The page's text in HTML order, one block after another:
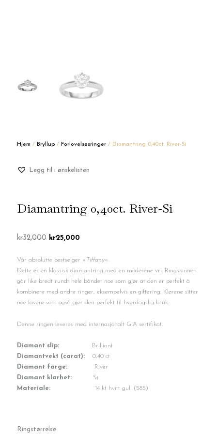
Hjem / Bryllup / Forlovelsesringer / Diamantring 0,40ct. River-Si
Legg til i ønskelisten
Diamantring 0,40ct. River-Si
kr32,000 Opprinnelig
var:
kr32,000.
kr25,000
er:
kr25,000.
Vår absolutte bestselger « Tiffany«.
Dette er en klassisk diamantring med en moderene vri. Ringskinnen
går like bredt rundt hele båndet noe som gjør at den er perfekt å
kombinere med andre ringer, eksempelvis en giftering. Klørene sitter
noe lavere som også gjør den perfekt til hverdagslig bruk.
Denne ringen leveres med internasjonalt GIA sertifikat.
Diamant slip: Brilliant
Diamantvekt (carat): 0,40 ct
Diamant farge:
River
Diamant klarhet:
Si
Materiale:
14 kt hvitt gull (585)
Ringstørrelse
0,40ct.